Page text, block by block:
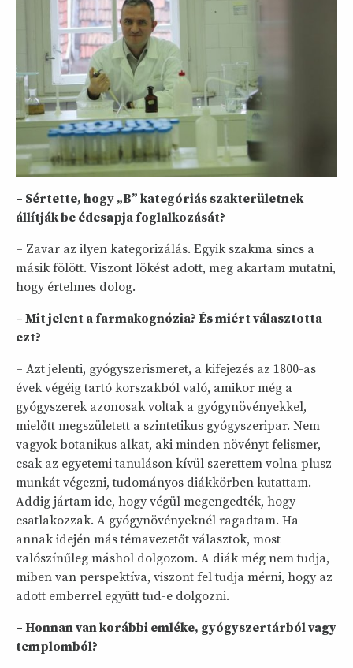
– Sértette, hogy „B” kategóriás szakterületnek
állítják be édesapja foglalkozását?
– Zavar az ilyen kategorizálás. Egyik szakma sincs a
másik fölött. Viszont lökést adott, meg akartam mutatni,
hogy értelmes dolog.
– Mit jelent a farmakognózia? És miért választotta
ezt?
– Azt jelenti, gyógyszerismeret, a kifejezés az 1800-as
évek végéig tartó korszakból való, amikor még a
gyógyszerek azonosak voltak a gyógynövényekkel,
mielőtt megszületett a szintetikus gyógyszeripar. Nem
vagyok botanikus alkat, aki minden növényt felismer,
csak az egyetemi tanuláson kívül szerettem volna plusz
munkát végezni, tudományos diákkörben kutattam.
Addig jártam ide, hogy végül megengedték, hogy
csatlakozzak. A gyógynövényeknél ragadtam. Ha
annak idején más témavezetőt választok, most
valószínűleg máshol dolgozom. A diák még nem tudja,
miben van perspektíva, viszont fel tudja mérni, hogy az
adott emberrel együtt tud-e dolgozni.
– Honnan van korábbi emléke, gyógyszertárból vagy
templomból?